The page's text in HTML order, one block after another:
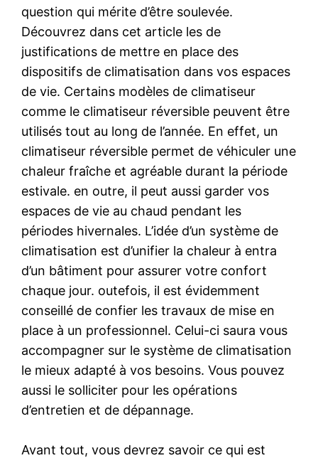
question qui mérite d’être soulevée.
Découvrez dans cet article les de
justifications de mettre en place des
dispositifs de climatisation dans vos espaces
de vie. Certains modèles de climatiseur
comme le climatiseur réversible peuvent être
utilisés tout au long de l’année. En effet, un
climatiseur réversible permet de véhiculer une
chaleur fraîche et agréable durant la période
estivale. en outre, il peut aussi garder vos
espaces de vie au chaud pendant les
périodes hivernales. L’idée d’un système de
climatisation est d’unifier la chaleur à entra
d’un bâtiment pour assurer votre confort
chaque jour. outefois, il est évidemment
conseillé de confier les travaux de mise en
place à un professionnel. Celui-ci saura vous
accompagner sur le système de climatisation
le mieux adapté à vos besoins. Vous pouvez
aussi le solliciter pour les opérations
d’entretien et de dépannage.
Avant tout, vous devrez savoir ce qui est